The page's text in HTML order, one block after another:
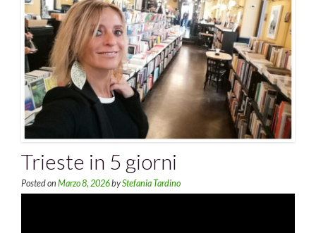
Trieste in 5 giorni
Posted on Marzo 8, 2026byStefania Tardino